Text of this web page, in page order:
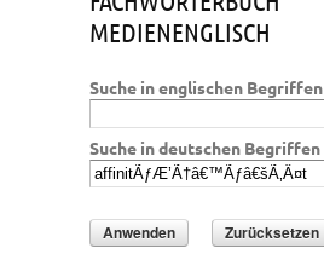
MEDIENENGLISCH
Suche in englischen Begriffen
Suche in deutschen Begriffen